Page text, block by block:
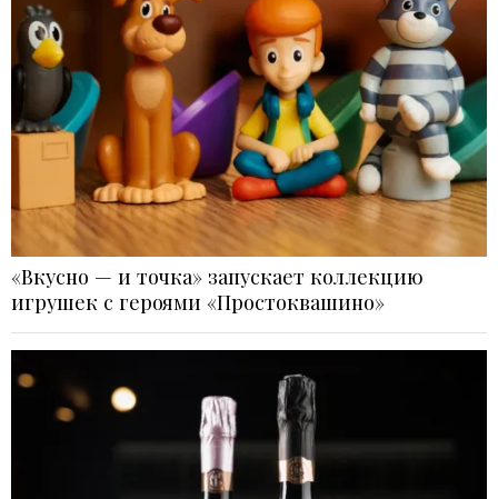
«Вкусно — и точка» запускает коллекцию
игрушек с героями «Простоквашино»